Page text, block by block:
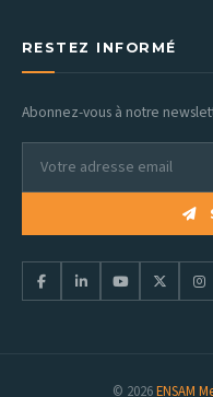
RESTEZ INFORMÉ
Abonnez-vous à notre
© 2026ENSAM